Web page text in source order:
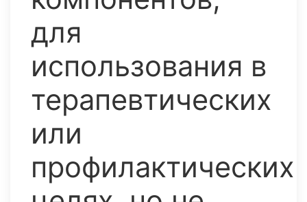
для
использования в
терапевтических
или
профилактических